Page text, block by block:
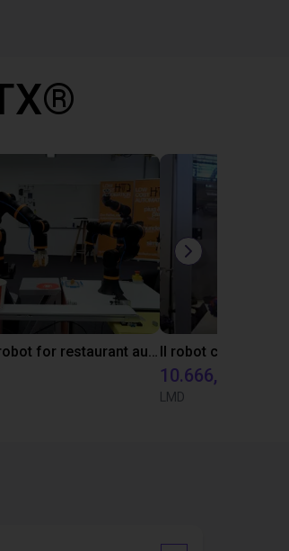
ReBeL 6 axis robot for restaurant automation
10.666,05 €
LMD